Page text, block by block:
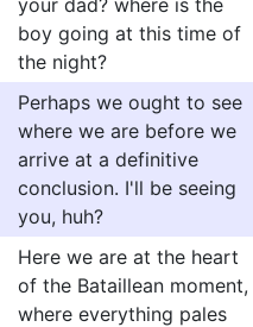
your dad? where is the
boy going at this time of
the night?
Perhaps we ought to see
where we are before we
arrive at a definitive
conclusion. I'll be seeing
you, huh?
Here we are at the heart
of the Bataillean moment,
where everything pales